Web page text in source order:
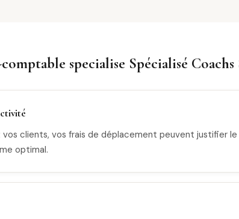
specialise Spécialisé Coachs
clients, vos frais de déplacement peuvent justifier le
optimal.